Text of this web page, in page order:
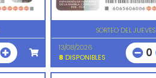
SORTEO DEL JUEVES
13/08/2026
8 DISPONIBLES 0